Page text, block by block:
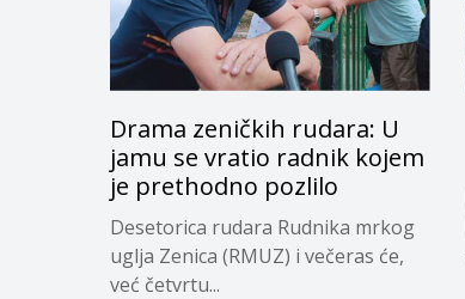
Drama zeničkih rudara: U
jamu se vratio radnik kojem
je prethodno pozlilo
Desetorica rudara Rudnika mrkog
uglja Zenica (RMUZ) i večeras će,
već četvrtu...